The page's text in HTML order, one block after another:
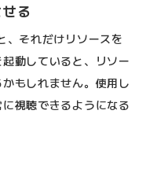
る
、それだけリソースを
動していると、リソー
もしれません。使用し
視聴できるようになる